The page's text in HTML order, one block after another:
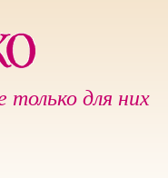
для них